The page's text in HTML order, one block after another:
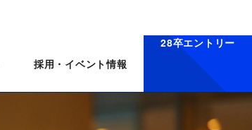
採用・イベント情報
28卒エントリー